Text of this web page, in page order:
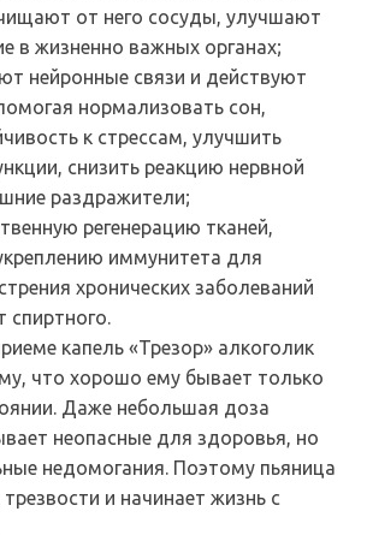
от него сосуды, улучшают
в жизненно важных органах;
нейронные связи и действуют
нормализовать сон,
к стрессам, улучшить
снизить реакцию нервной
раздражители;
регенерацию тканей,
иммунитета для
хронических заболеваний
спиртного.
капель «Трезор» алкоголик
что хорошо ему бывает только
Даже небольшая доза
неопасные для здоровья, но
недомогания. Поэтому пьяница
и начинает жизнь с